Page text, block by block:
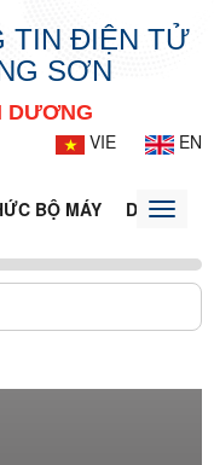
TIN ĐIỆN TỬ
SƠN
DƯƠNG
VIE
EN
BỘ MÁY DOANH
Toggle